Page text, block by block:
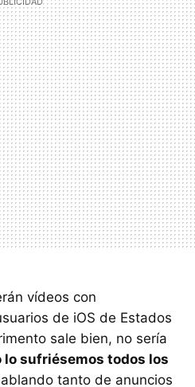
vídeos con
de iOS de Estados
sale bien, no sería
lo sufriésemos todos los
tanto de anuncios